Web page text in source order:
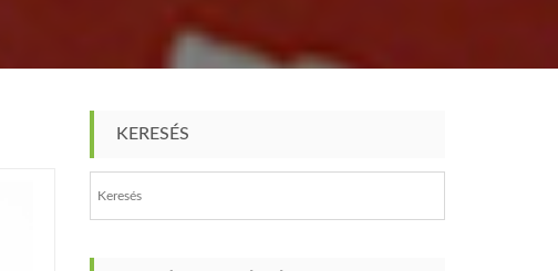
KERESÉS